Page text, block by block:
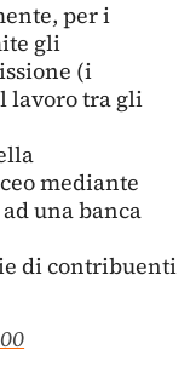
per i
gli
(i
lavoro tra gli
mediante
una banca
di contribuenti